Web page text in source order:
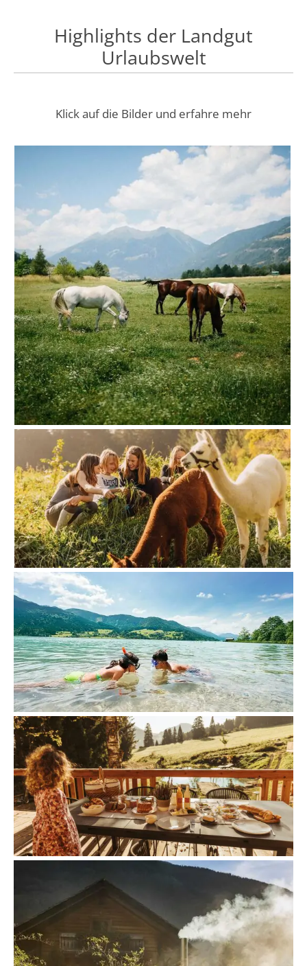
Highlights der Landgut
Urlaubswelt
Klick auf die Bilder und erfahre mehr
Ein Traum für Reiter
Zur Reitanlage
Bio Bauernhof
Zum Bauernhof
Wasserreich
Zum Strand
Kulinarik
Zum Gutshaus
Chalet Wellness